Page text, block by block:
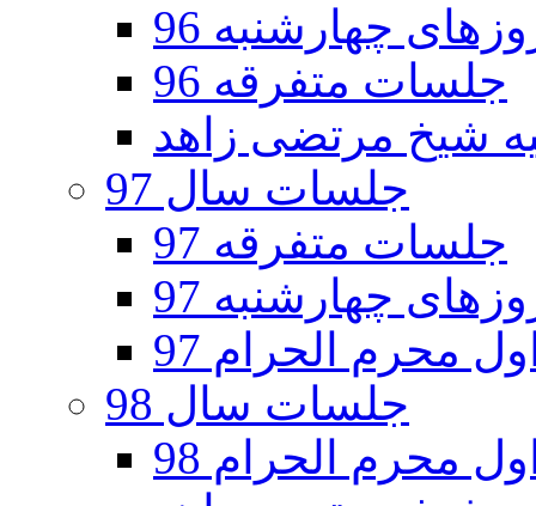
چهارشنبه 96
جلسات متفرقه 96
جلسات سال 97
جلسات متفرقه 97
چهارشنبه 97
محرم الحرام 97
جلسات سال 98
محرم الحرام 98